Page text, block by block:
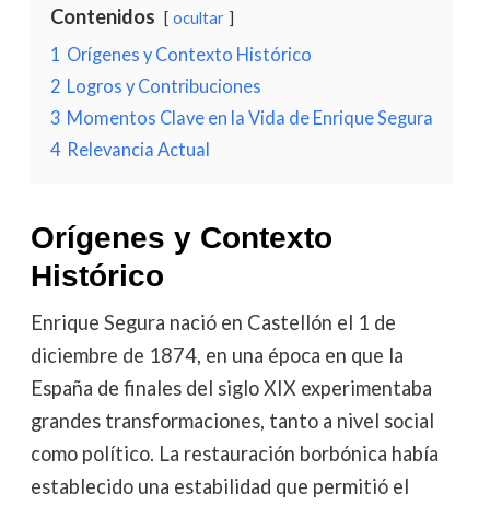
Contenidos ocultar
1 Orígenes y Contexto Histórico
2 Logros y Contribuciones
3 Momentos Clave en la Vida de Enrique Segura
4 Relevancia Actual
Orígenes y Contexto
Histórico
Enrique Segura nació en Castellón el 1 de
diciembre de 1874, en una época en que la
España de finales del siglo XIX experimentaba
grandes transformaciones, tanto a nivel social
como político. La restauración borbónica había
establecido una estabilidad que permitió el